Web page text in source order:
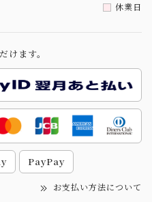
休業日
けます。
PayPay
お支払い方法について